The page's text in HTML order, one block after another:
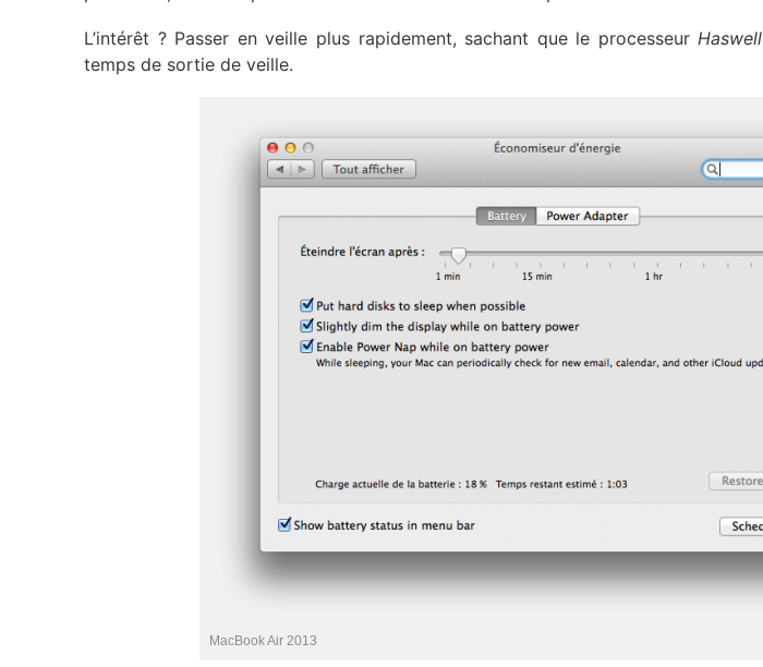
L’intérêt ? Passer en veille plus rapidement, sachant que le processeurHaswell
temps de sortie de veille.
MacBook Air 2013